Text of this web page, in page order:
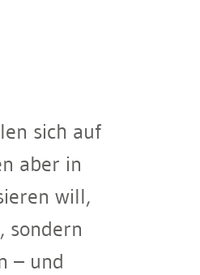
sich auf
aber in
will,
sondern
– und